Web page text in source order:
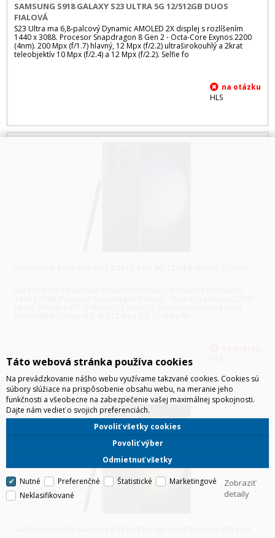
SAMSUNG S918 GALAXY S23 ULTRA 5G 12/512GB DUOS
FIALOVÁ
S23 Ultra ma 6,8-palcový Dynamic AMOLED 2X displej s rozlíšením
1440 x 3088. Procesor Snapdragon 8 Gen 2 - Octa-Core Exynos 2200
(4nm). 200 Mpx (f/1.7) hlavný, 12 Mpx (f/2.2) ultraširokouhlý a 2krat
teleobjektív 10 Mpx (f/2.4) a 12 Mpx (f/2.2). Selfie fo
HLS
Táto webová stránka používa cookies
Na prevádzkovanie nášho webu využívame takzvané cookies. Cookies sú
súbory slúžiace na prispôsobenie obsahu webu, na meranie jeho
funkčnosti a všeobecne na zabezpečenie vašej maximálnej spokojnosti.
Dajte nám vedieť o svojich preferenciách.
Odmietnuť všetky
Povoliť výber
Povoliť všetky cookies
Nutné Preferenčné Štatistické
Marketingové
Neklasifikované
Zobraziť
detaily